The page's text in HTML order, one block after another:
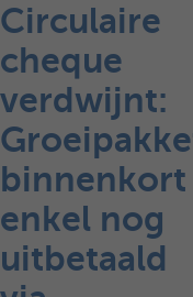
Circulaire
cheque
verdwijnt:
binnenkort
enkel nog
uitbetaald